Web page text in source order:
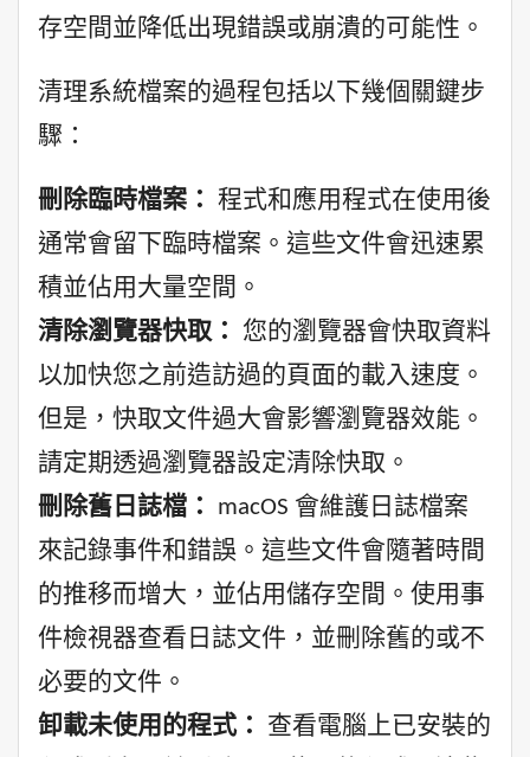
存空間並降低出現錯誤或崩潰的可能性。
清理系統檔案的過程包括以下幾個關鍵步
驟：
刪除臨時檔案：
程式和應用程式在使用後
通常會留下臨時檔案。這些文件會迅速累
積並佔用大量空間。
清除瀏覽器快取：
您的瀏覽器會快取資料
以加快您之前造訪過的頁面的載入速度。
但是，快取文件過大會影響瀏覽器效能。
請定期透過瀏覽器設定清除快取。
刪除舊日誌檔：
macOS 會維護日誌檔案
來記錄事件和錯誤。這些文件會隨著時間
的推移而增大，並佔用儲存空間。使用事
件檢視器查看日誌文件，並刪除舊的或不
必要的文件。
卸載未使用的程式：
查看電腦上已安裝的